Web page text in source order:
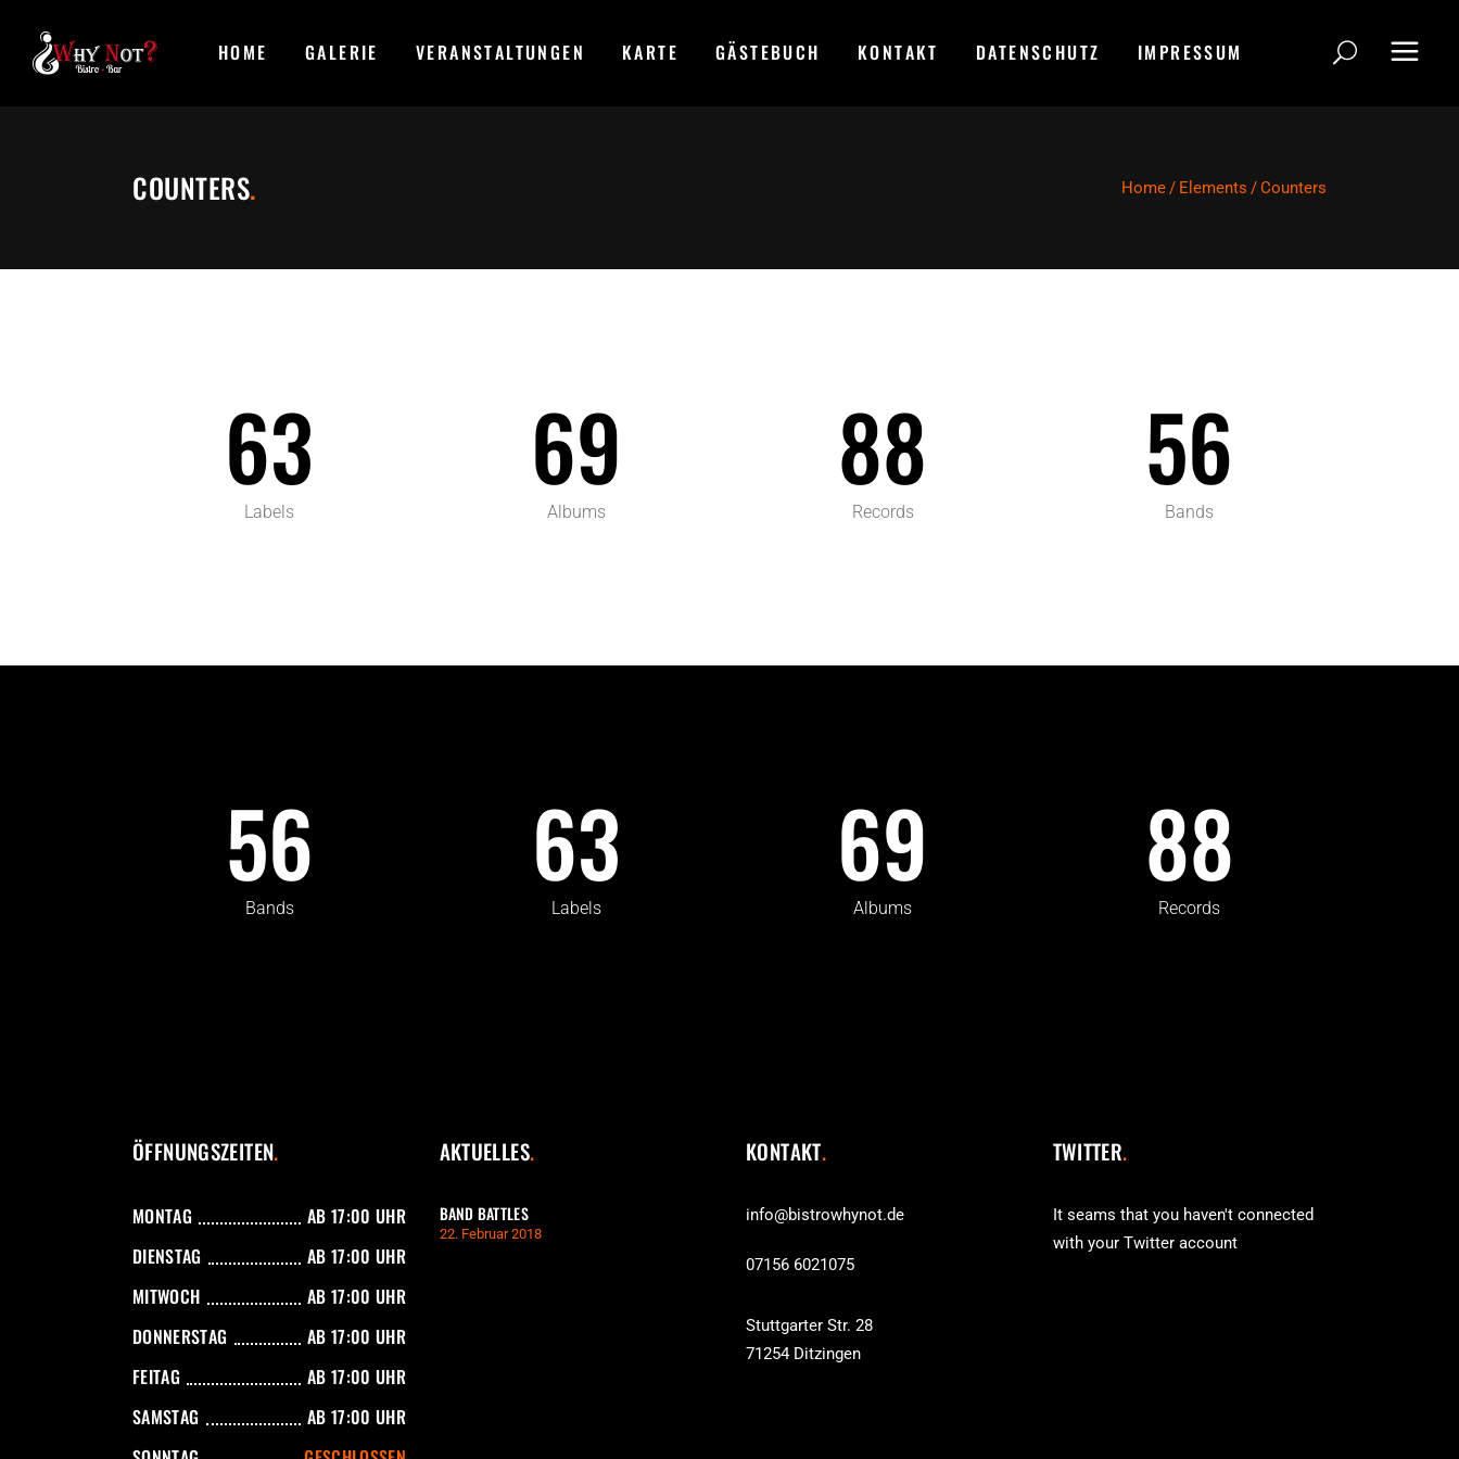
HOME GALERIE VERANSTALTUNGEN KARTE GÄSTEBUCH KONTAKT DATENSCHUTZ IMPRESSUM
COUNTERS. Home/ Elements /Counters
63
Labels
69
Albums
88
Records
56
Bands
56
Bands
63
Labels
69
Albums
88
Records
ÖFFNUNGSZEITEN
MONTAG
AB 17:00 UHR
DIENSTAG
AB 17:00 UHR
MITWOCH
AB 17:00 UHR
DONNERSTAG
AB 17:00 UHR
FEITAG
AB 17:00 UHR
SAMSTAG
AB 17:00 UHR
AKTUELLES
BAND BATTLES
22. Februar 2018
KONTAKT
info@bistrowhynot.de
07156 6021075
Stuttgarter Str. 28
71254 Ditzingen
TWITTER
It seams that you haven't connected
with your Twitter account